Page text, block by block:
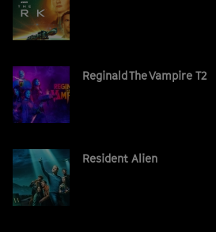
Reginald The Vampire T2
Resident Alien